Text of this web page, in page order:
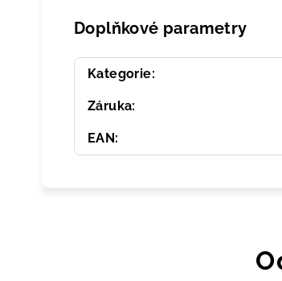
Doplňkové parametry
Kategorie:
Záruka:
EAN: